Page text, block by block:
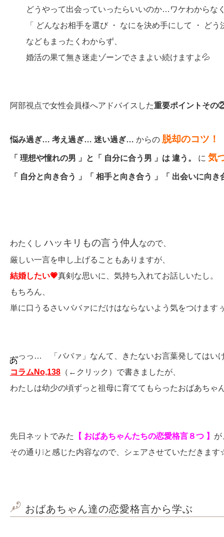
どうやって出会っていったらいいのか…ワケわからな
「 どんなお相手を選び ・ なにを決め手にして ・ どう
などもまったくわからず、
婚活の果て無き迷走ゾーンでさまよい続けますよ💦
阿部視点で女性会員様へアドバイスした重要ポイントその
悩み過ぎ… 考え過ぎ… 迷い過ぎ… からの 脱却のコツ！
「 理想や憧れの男 」と「 自分に合う男 」は 違う。 に 気
「 自分と向き合う 」「 相手と向き合う 」「 出会いに向き
わたくし ハッキリもの言う仲人 なので、
厳しい一言を申し上げることもありますが、
結婚したい💗真剣な思いに、気持ち入れてお話しいたし。
もちろん、
単に口うるさいババァにだけはならないよう気をつけます
っっ… 「ババァ」なんて、きたないお言葉発しては
コラムNo,138 （←クリック）で書きましたが、
わたしは幼少の頃ずっと祖母に育ててもらったおばあちゃ
先日ネットでみた 【 おばあちゃんたちの恋愛格言８つ 】 が
その通り❕と感じた内容なので、シェアさせていただきま
おばあちゃん達の恋愛格言から学ぶ